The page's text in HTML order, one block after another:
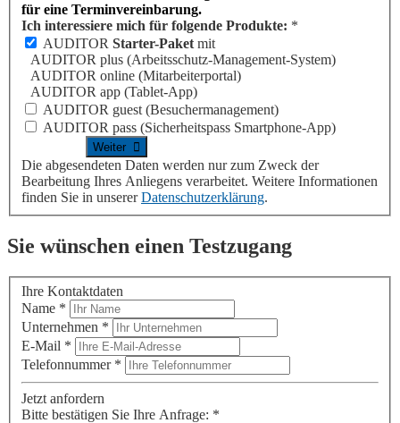
für eine Terminvereinbarung.
Ich interessiere mich für folgende Produkte: *
AUDITOR Starter-Paket mit
AUDITOR plus (Arbeitsschutz-Management-System)
AUDITOR online (Mitarbeiterportal)
AUDITOR app (Tablet-App)
AUDITOR guest (Besuchermanagement)
AUDITOR pass (Sicherheitspass Smartphone-App)
Die abgesendeten Daten werden nur zum Zweck der
Bearbeitung Ihres Anliegens verarbeitet. Weitere Informationen
finden Sie in unsererDatenschutzerklärung.
Sie wünschen einen Testzugang
Ihre Kontaktdaten
Name *
Unternehmen *
E-Mail *
Telefonnummer *
Jetzt anfordern
Bitte bestätigen Sie Ihre Anfrage: *